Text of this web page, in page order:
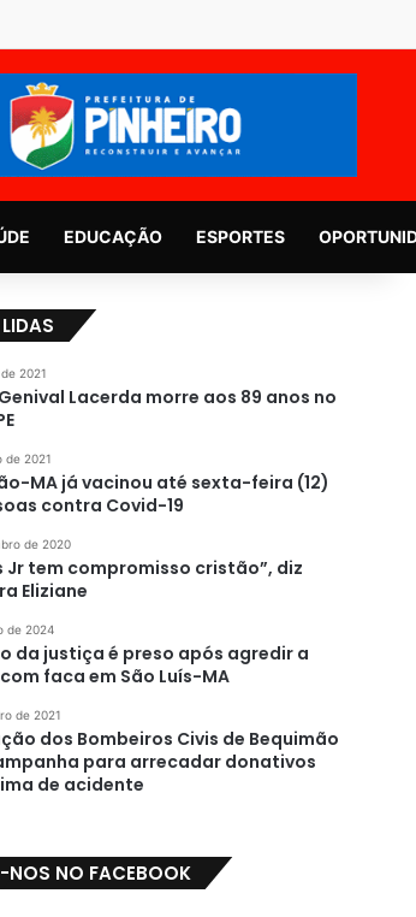
EDUCAÇÃO ESPORTES
2021
Lacerda morre aos 89 anos no
de 2021
MA já vacinou até sexta-feira (12)
contra Covid-19
de 2020
Jr tem compromisso cristão”, diz
Eliziane
de 2024
da justiça é preso após agredir a
faca em São Luís-MA
de 2021
dos Bombeiros Civis de Bequimão
para arrecadar donativos
de acidente
NOS NO FACEBOOK